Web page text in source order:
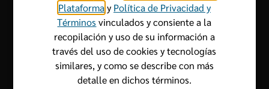
Déjenos saber cómo podemos
ayudarlo.
1-800-352-2583
Plataformay Política de Privacidad y
Términos vinculados y consiente a la
recopilación y uso de su información a
través del uso de cookies y tecnologías
similares, y como se describe con más
detalle en dichos términos.